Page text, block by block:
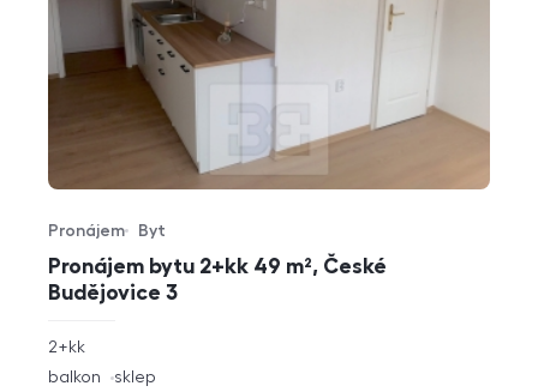
Pronájem bytu 2+kk 49 m², České
Budějovice 3
Typ nabídky
Pronájem
Typ nemovitosti
Byt
rozměry
2+kk
funkce
balkon sklep